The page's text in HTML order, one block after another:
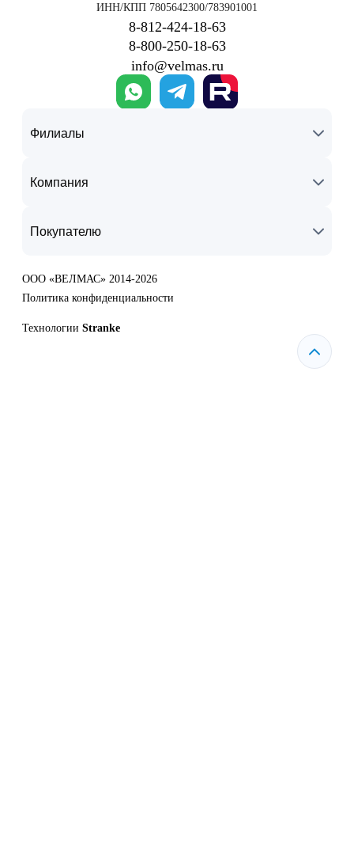
ИНН/КПП 7805642300/783901001
8‑812‑424‑18‑63
8‑800‑250‑18‑63
info@velmas.ru
Филиалы
Компания
Покупателю
ООО «ВЕЛМАС» 2014-2026
Политика конфиденциальности
Технологии Stranke